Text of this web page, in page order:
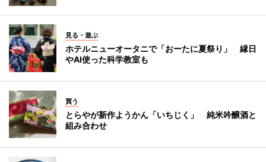
見る・遊ぶ
ホテルニューオータニで「おーたに夏祭り」 縁日
やAI使った科学教室も
買う
とらやが新作ようかん「いちじく」 純米吟醸酒と
組み合わせ